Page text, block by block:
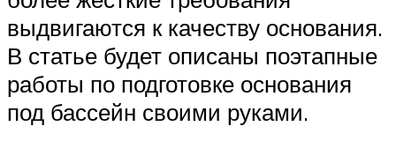
выдвигаются к качеству основания.
В статье будет описаны поэтапные
работы по подготовке основания
под бассейн своими руками.